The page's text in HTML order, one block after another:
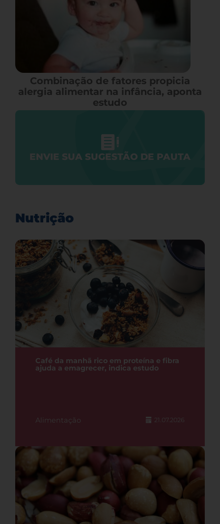
Combinação de fatores propicia
alergia alimentar na infância, aponta
estudo
ENVIE SUA SUGESTÃO DE PAUTA
Nutrição
Café da manhã rico em proteína e fibra
ajuda a emagrecer, indica estudo
Alimentação 21.07.2026